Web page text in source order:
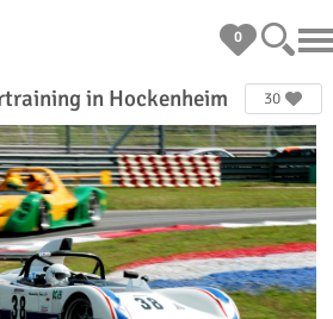
0
in Hockenheim 30